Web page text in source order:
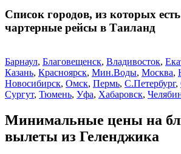
Список городов, из которых
чартерные рейсы в Таиланд
Барнаул, Благовещенск, Владивосток,
Казань, Красноярск, Мин.Воды, Москва,
Новосибирск, Омск, Пермь, С.Петербург,
Сургут, Тюмень, Уфа, Хабаровск,
Минимальные цены на
вылеты из Геленджика